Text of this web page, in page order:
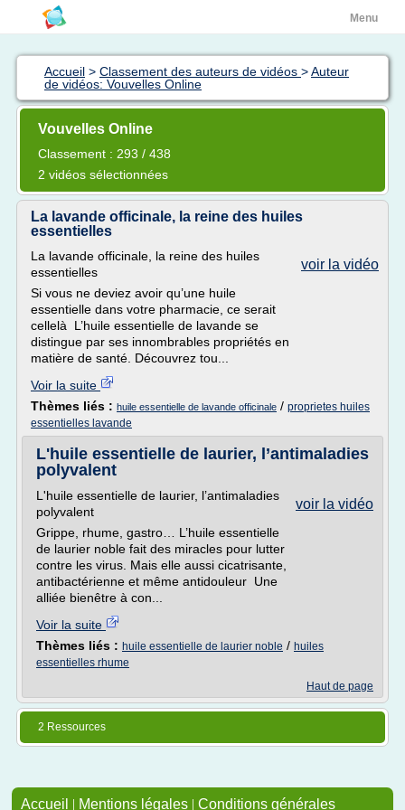
Menu
Accueil > Classement des auteurs de vidéos >Auteur
de vidéos: Vouvelles Online
Vouvelles Online
Classement : 293 / 438
2 vidéos sélectionnées
La lavande officinale, la reine des huiles
essentielles
voir la vidéo
La lavande officinale, la reine des huiles
essentielles
Si vous ne deviez avoir qu’une huile
essentielle dans votre pharmacie, ce serait
cellelà L’huile essentielle de lavande se
distingue par ses innombrables propriétés en
matière de santé. Découvrez tou...
Voir la suite
Thèmes liés : huile essentielle de lavande officinale / proprietes huiles
essentielles lavande
L'huile essentielle de laurier, l’antimaladies
polyvalent
voir la vidéo
L'huile essentielle de laurier, l’antimaladies
polyvalent
Grippe, rhume, gastro… L’huile essentielle
de laurier noble fait des miracles pour lutter
contre les virus. Mais elle aussi cicatrisante,
antibactérienne et même antidouleur Une
alliée bienêtre à con...
Voir la suite
Thèmes liés : huile essentielle de laurier noble / huiles
essentielles rhume
Haut de page
2 Ressources
Accueil | Mentions légales | Conditions générales